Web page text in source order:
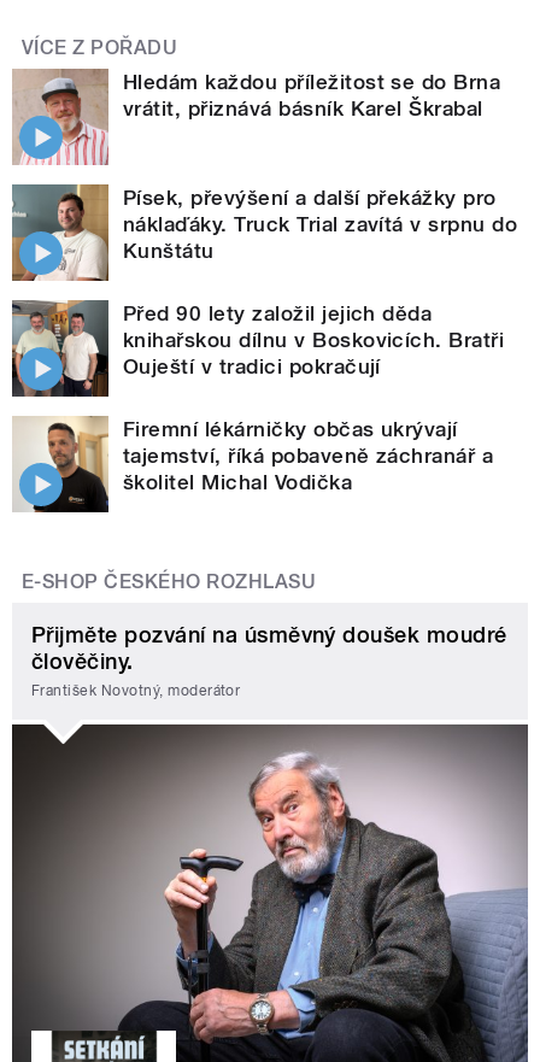
VÍCE Z POŘADU
Hledám každou příležitost se do Brna
vrátit, přiznává básník Karel Škrabal
Písek, převýšení a další překážky pro
náklaďáky. Truck Trial zavítá v srpnu do
Kunštátu
Před 90 lety založil jejich děda
knihařskou dílnu v Boskovicích. Bratři
Ouještí v tradici pokračují
Firemní lékárničky občas ukrývají
tajemství, říká pobaveně záchranář a
školitel Michal Vodička
E-SHOP ČESKÉHO ROZHLASU
Přijměte pozvání na úsměvný doušek moudré
člověčiny.
František Novotný, moderátor